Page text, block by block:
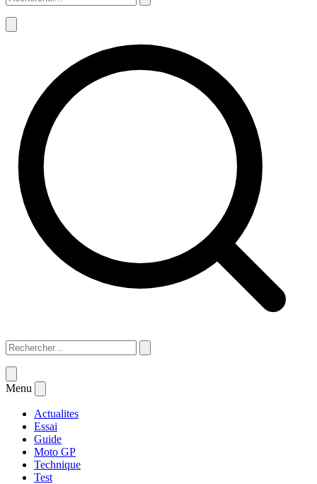
Menu
Actualites
Essai
Guide
Moto GP
Technique
Test